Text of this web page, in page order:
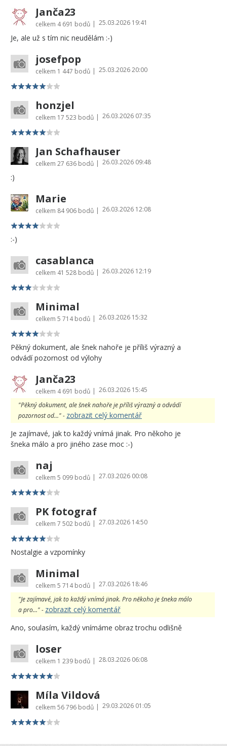
Janča23
celkem 4 691 bodů | 25.03.2026 19:41
Je, ale už s tím nic neudělám :-)
josefpop
celkem 1 447 bodů | 25.03.2026 20:00
honzjel
celkem 17 523 bodů | 26.03.2026 07:35
Jan Schafhauser
celkem 27 636 bodů | 26.03.2026 09:48
:)
Marie
celkem 84 906 bodů | 26.03.2026 12:08
:-)
casablanca
celkem 41 528 bodů | 26.03.2026 12:19
Minimal
celkem 5 714 bodů | 26.03.2026 15:32
Pěkný dokument, ale šnek nahoře je příliš výrazný a
odvádí pozornost od výlohy
Janča23
celkem 4 691 bodů | 26.03.2026 15:45
"Pěkný dokument, ale šnek nahoře je příliš výrazný a odvádí
pozornost od..." - zobrazit celý komentář
Je zajímavé, jak to každý vnímá jinak. Pro někoho je
šneka málo a pro jiného zase moc :-)
naj
celkem 5 099 bodů | 27.03.2026 00:08
PK fotograf
celkem 7 502 bodů | 27.03.2026 14:50
Nostalgie a vzpomínky
Minimal
celkem 5 714 bodů | 27.03.2026 18:46
"Je zajímavé, jak to každý vnímá jinak. Pro někoho je šneka málo
a pro..." - zobrazit celý komentář
Ano, soulasím, každý vnímáme obraz trochu odlišně
loser
celkem 1 239 bodů | 28.03.2026 06:08
Míla Vildová
celkem 56 796 bodů | 29.03.2026 01:05